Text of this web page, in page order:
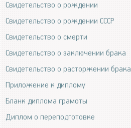
Свидетельство о рождении
Свидетельство о рождении СССР
Свидетельство о смерти
Свидетельство о заключении брака
Свидетельство о расторжении брака
Приложение к диплому
Бланк диплома грамоты
Диплом о переподготовке